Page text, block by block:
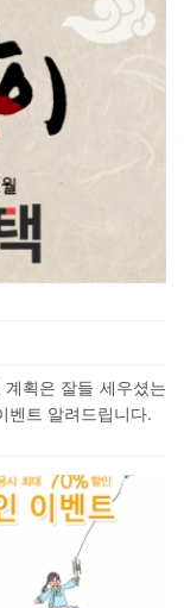
획은 잘들 세우셨는
벤트 알려드립니다.